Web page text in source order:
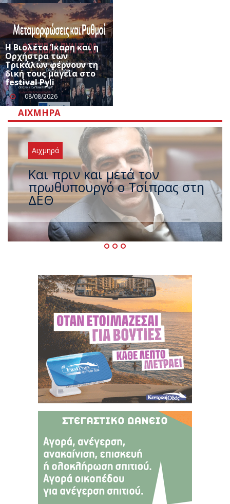
Η Βιολέτα Ίκαρη και η
Ορχήστρα των
Τρικάλων φέρνουν τη
δική τους μαγεία στο
festival Pyli
08/08/2026
ΑΙΧΜΗΡΆ
Αιχμηρά
Έρχεται νέο ισχυρό κύμα
ζέστης με 40 βαθμούς Κελσίου
– Ο καιρός έως τον
Δεκαπενταύγουστο